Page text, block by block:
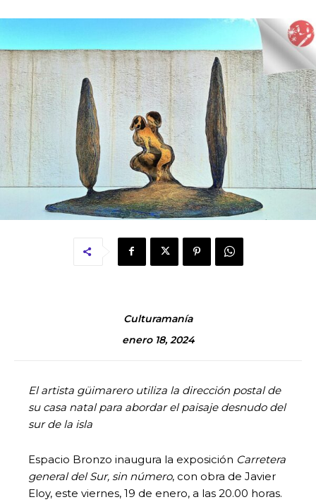
Culturamanía
enero 18, 2024
El artista güimarero utiliza la dirección postal de
su casa natal para abordar el paisaje desnudo del
sur de la isla
Espacio Bronzo inaugura la exposición Carretera
general del Sur, sin número, con obra de Javier
Eloy, este viernes, 19 de enero, a las 20.00 horas.